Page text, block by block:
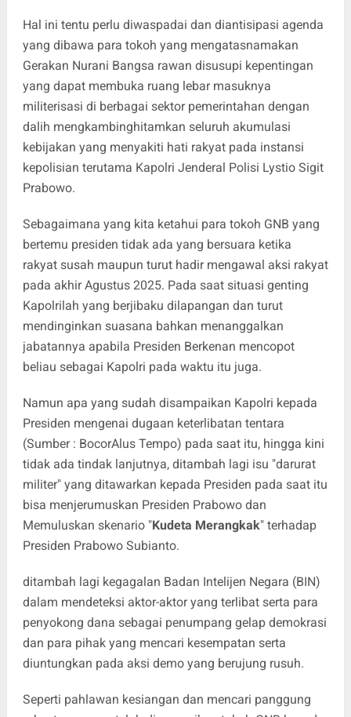
Hal ini tentu perlu diwaspadai dan diantisipasi agenda
yang dibawa para tokoh yang mengatasnamakan
Gerakan Nurani Bangsa rawan disusupi kepentingan
yang dapat membuka ruang lebar masuknya
militerisasi di berbagai sektor pemerintahan dengan
dalih mengkambinghitamkan seluruh akumulasi
kebijakan yang menyakiti hati rakyat pada instansi
kepolisian terutama Kapolri Jenderal Polisi Lystio Sigit
Prabowo.
Sebagaimana yang kita ketahui para tokoh GNB yang
bertemu presiden tidak ada yang bersuara ketika
rakyat susah maupun turut hadir mengawal aksi rakyat
pada akhir Agustus 2025. Pada saat situasi genting
Kapolrilah yang berjibaku dilapangan dan turut
mendinginkan suasana bahkan menanggalkan
jabatannya apabila Presiden Berkenan mencopot
beliau sebagai Kapolri pada waktu itu juga.
Namun apa yang sudah disampaikan Kapolri kepada
Presiden mengenai dugaan keterlibatan tentara
(Sumber : BocorAlus Tempo) pada saat itu, hingga kini
tidak ada tindak lanjutnya, ditambah lagi isu "darurat
militer" yang ditawarkan kepada Presiden pada saat itu
bisa menjerumuskan Presiden Prabowo dan
Memuluskan skenario "Kudeta Merangkak" terhadap
Presiden Prabowo Subianto.
ditambah lagi kegagalan Badan Intelijen Negara (BIN)
dalam mendeteksi aktor-aktor yang terlibat serta para
penyokong dana sebagai penumpang gelap demokrasi
dan para pihak yang mencari kesempatan serta
diuntungkan pada aksi demo yang berujung rusuh.
Seperti pahlawan kesiangan dan mencari panggung